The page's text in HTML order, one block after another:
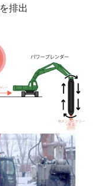
を排出